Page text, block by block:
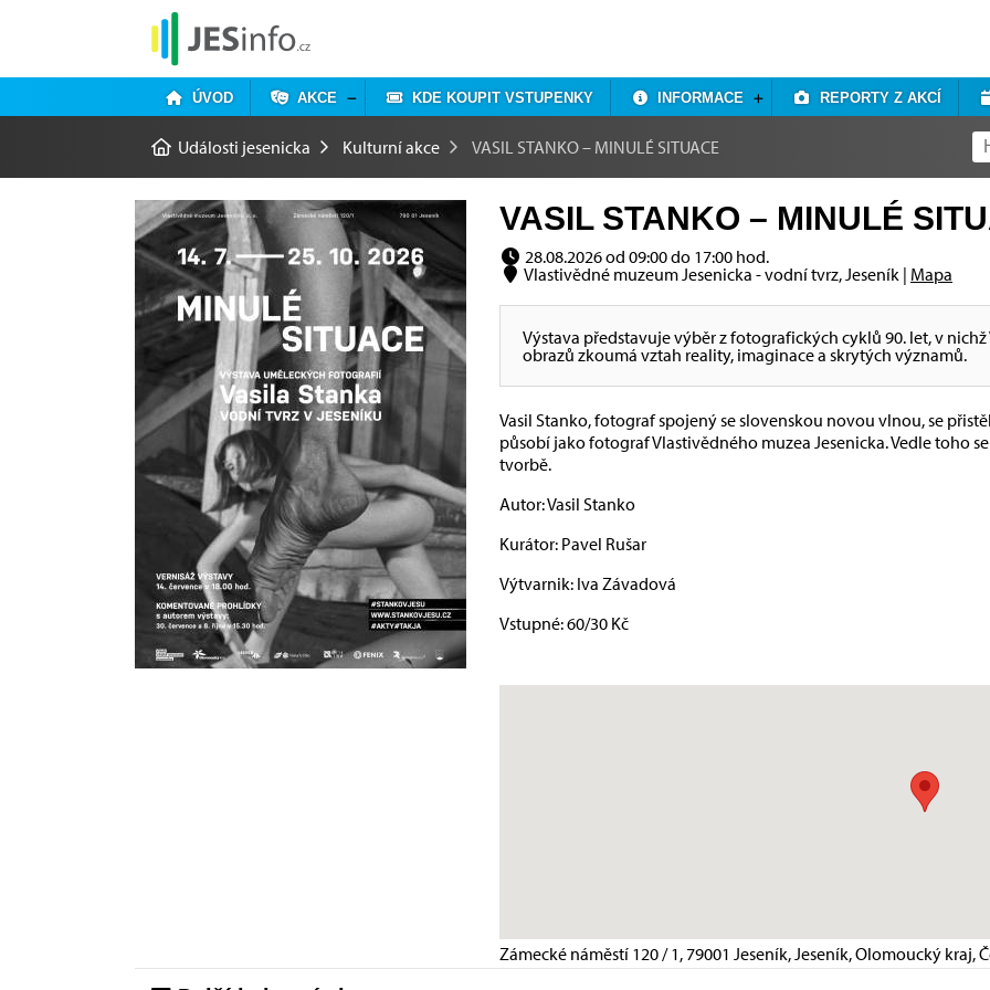
ÚVOD AKCE KDE KOUPIT VSTUPENKY INFORMACE REPORTY Z AKCÍ
Události jesenicka Kulturní akce VASIL STANKO – MINULÉ SITUACE
VASIL STANKO – MINULÉ
28.08.2026 od 09:00 do 17:00 hod.
Vlastivědné muzeum Jesenicka - vodní tvrz, Jeseník | Mapa
Výstava představuje výběr z fotografických cyklů 90. let, v
obrazů zkoumá vztah reality, imaginace a skrytých významů.
Vasil Stanko, fotograf spojený se slovenskou novou vlnou, se
působí jako fotograf Vlastivědného muzea Jesenicka. Vedle toho
tvorbě.
Autor: Vasil Stanko
Kurátor: Pavel Rušar
Výtvarnik: Iva Závadová
Vstupné: 60/30 Kč
Zámecké náměstí 120 / 1, 79001 Jeseník, Jeseník, Olomoucký kraj,